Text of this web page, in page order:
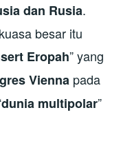
dan Rusia.
besar itu
Eropah” yang
Vienna pada
dunia multipolar”